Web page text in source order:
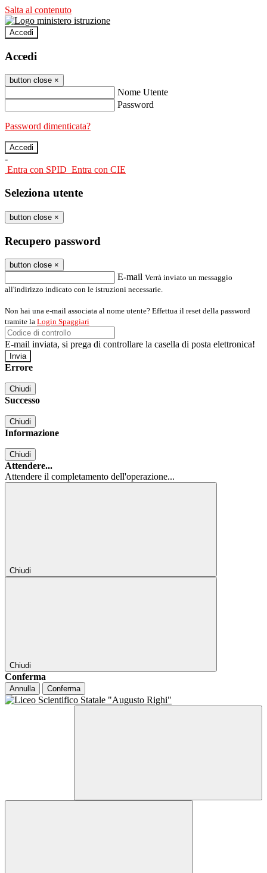
Salta al contenuto
Accedi
Accedi
button close ×
Nome Utente
Password
Password dimenticata?
-
Entra con SPID Entra con CIE
Seleziona utente
button close ×
Recupero password
button close ×
E-mail Verrà inviato un messaggio
all'indirizzo indicato con le istruzioni necessarie.
Non hai una e-mail associata al nome utente? Effettua il reset della password
tramite la Login Spaggiari
E-mail inviata, si prega di controllare la casella di posta elettronica!
Errore
Chiudi
Successo
Chiudi
Informazione
Chiudi
Attendere...
Attendere il completamento dell'operazione...
Chiudi
Chiudi
Conferma
Annulla Conferma